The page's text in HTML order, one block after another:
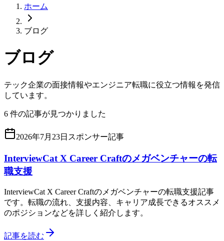
ホーム
ブログ
ブログ
テック企業の面接情報やエンジニア転職に役立つ情報を発信
しています。
6 件の記事が見つかりました
2026年7月23日 スポンサー記事
InterviewCat X Career Craftのメガベンチャーの転
職支援
InterviewCat X Career Craftのメガベンチャーの転職支援記事
です。転職の流れ、支援内容、キャリア成長できるオススメ
のポジションなどを詳しく紹介します。
記事を読む